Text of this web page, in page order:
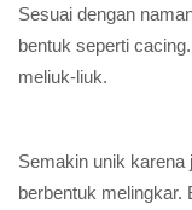
Sesuai dengan
bentuk seperti
meliuk-liuk.
Semakin unik karena
berbentuk melingkar.